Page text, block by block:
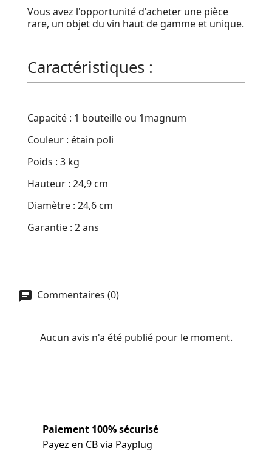
Vous avez l'opportunité d'acheter une pièce
rare, un objet du vin haut de gamme et unique.
Caractéristiques :
Capacité : 1 bouteille ou 1magnum
Couleur : étain poli
Poids : 3 kg
Hauteur : 24,9 cm
Diamètre : 24,6 cm
Garantie : 2 ans
Commentaires (0)
Aucun avis n'a été publié pour le moment.
Paiement 100% sécurisé
Payez en CB via Payplug